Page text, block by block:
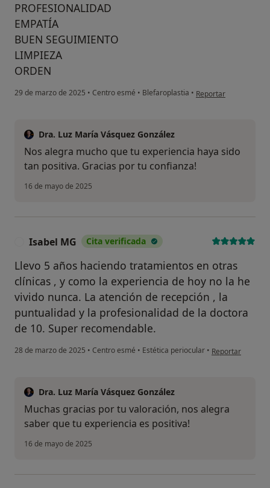
PROFESIONALIDAD
EMPATÍA
BUEN SEGUIMIENTO
LIMPIEZA
ORDEN
29 de marzo de 2025 • Centro esmé • Blefaroplastia • en opinión del usuario
Reportar
Dra. Luz María Vásquez González
Nos alegra mucho que tu experiencia haya sido
tan positiva. Gracias por tu confianza!
16 de mayo de 2025
Isabel MG Cita verificada
Llevo 5 años haciendo tratamientos en otras
clínicas , y como la experiencia de hoy no la he
vivido nunca. La atención de recepción , la
puntualidad y la profesionalidad de la doctora
de 10. Super recomendable.
28 de marzo de 2025 • Centro esmé • Estética periocular • en opinión del
Reportar
Dra. Luz María Vásquez González
Muchas gracias por tu valoración, nos alegra
saber que tu experiencia es positiva!
16 de mayo de 2025